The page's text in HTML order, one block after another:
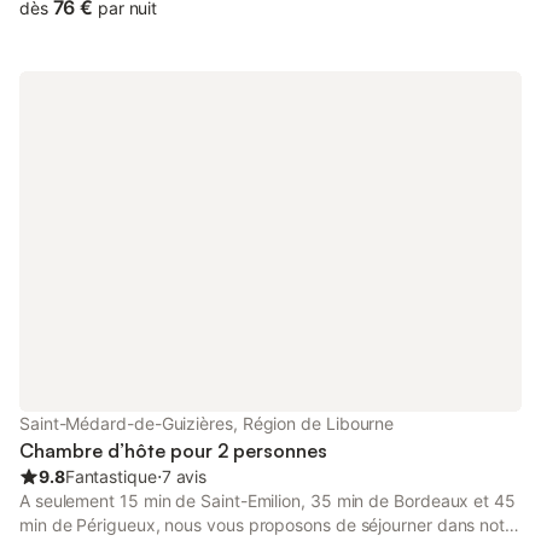
du Médoc et du bel Estuaire de la Gironde. en été, les séjours
dès 76 € par nuit
Saint-Médard-de-Guizières, Région de Libourne
Chambre d’hôte pour 2 personnes
9.8Fantastique⋅7 avis
A seulement 15 min de Saint-Emilion, 35 min de Bordeaux et 45
min de Périgueux, nous vous proposons de séjourner dans notre